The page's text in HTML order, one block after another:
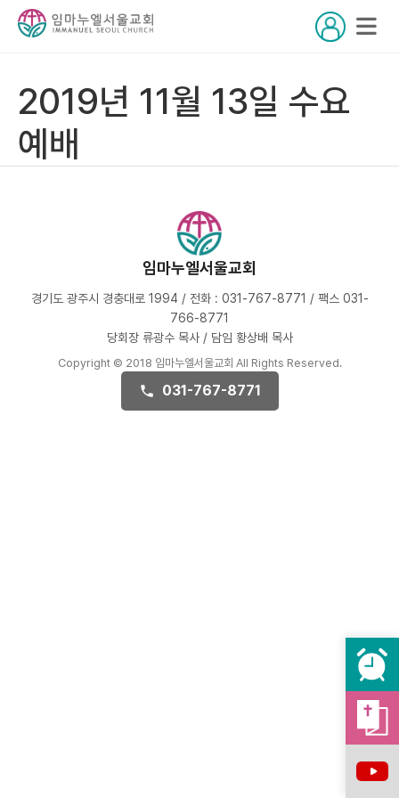
2019년 11월 13일 수요
예배
임마누엘서울교회
경기도 광주시 경충대로 1994 / 전화 : 031-767-8771 / 팩스 031-
766-8771
당회장 류광수 목사 / 담임 황상배 목사
Copyright © 2018 임마누엘서울교회 All Rights Reserved.
031-767-8771